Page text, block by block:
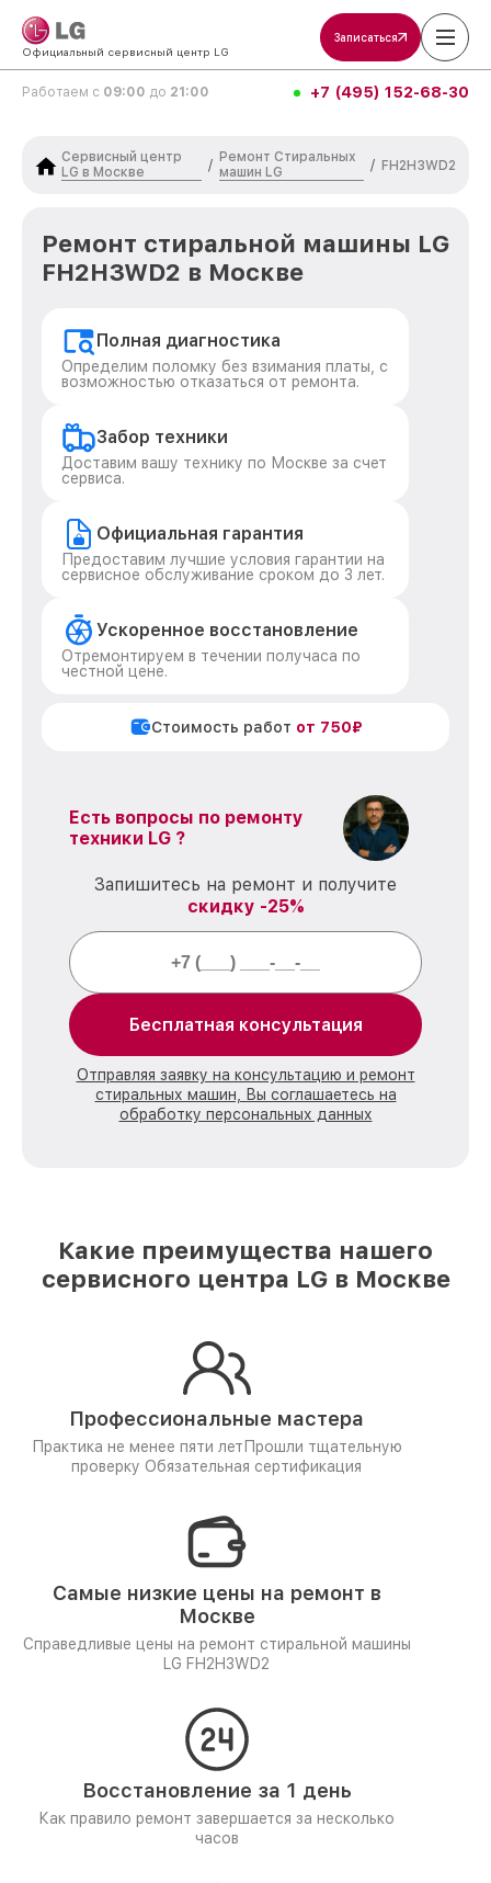
Официальный сервисный центр LG
Записаться
Работаем с 09:00 до 21:00 +7 (495) 152-68-30
Сервисный центр
LG в Москве
/
Ремонт Стиральных
машин LG
/ FH2H3WD2
Ремонт стиральной машины LG
FH2H3WD2 в Москве
Полная диагностика
Определим поломку без взимания платы, с
возможностью отказаться от ремонта.
Забор техники
Доставим вашу технику по Москве за счет
сервиса.
Официальная гарантия
Предоставим лучшие условия гарантии на
сервисное обслуживание сроком до 3 лет.
Ускоренное восстановление
Отремонтируем в течении получаса по
честной цене.
Стоимость работ от 750₽
Есть вопросы по ремонту
техники LG ?
Запишитесь на ремонт и получите
скидку -25%
Бесплатная консультация
Отправляя заявку на консультацию и ремонт
стиральных машин, Вы соглашаетесь на
обработку персональных данных
Какие преимущества нашего
сервисного центра LG в Москве
Профессиональные мастера
Практика не менее пяти лет Прошли тщательную
проверку Обязательная сертификация
Самые низкие цены на ремонт в
Москве
Справедливые цены на ремонт стиральной машины
LG FH2H3WD2
Восстановление за 1 день
Как правило ремонт завершается за несколько
часов